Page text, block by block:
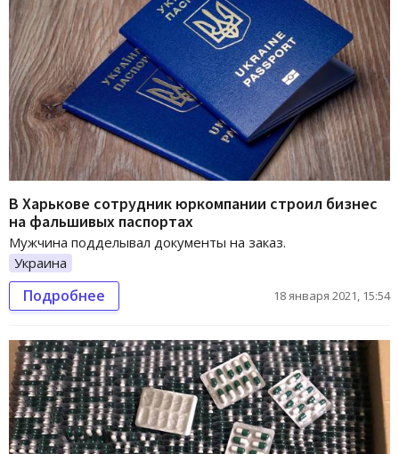
В Харькове сотрудник юркомпании строил бизнес
на фальшивых паспортах
Мужчина подделывал документы на заказ.
Украина
Подробнее 18 января 2021, 15:54